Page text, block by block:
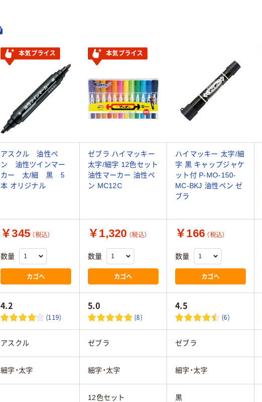
本気プライス 本気プライス
アスクル 油性ペ
ン 油性ツインマー
カー 太/細 黒 5
本 オリジナル
ゼブラ ハイマッキー
太字/細字 12色セット
油性マーカー 油性ペ
ン MC12C
ハイマッキー 太字/細
字 黒 キャップジャケ
ット付 P-MO-150-
MC-BKJ 油性ペン ゼ
ブラ
￥345 （税込）
数量
カゴへ
￥1,320 （税込）
数量
カゴへ
￥166 （税込）
数量
カゴへ
4.2
(119)
5.0
(8)
4.5
(6)
アスクル ゼブラ ゼブラ
細字・太字 細字・太字 細字・太字
12色セット 黒